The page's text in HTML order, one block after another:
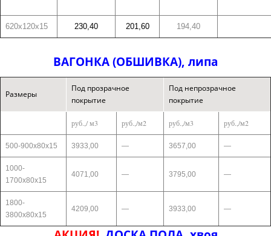
620х120х15 230,40 201,60 194,40
ВАГОНКА (ОБШИВКА), липа
Размеры
Под прозрачное
покрытие
Под непрозрачное
покрытие
руб.,/ м3 руб.,/м2 руб.,/м3 руб.,/м2
500-900х80х15 3933,00 — 3657,00 —
1000-
1700х80х15
4071,00 — 3795,00 —
1800-
3800х80х15
4209,00 — 3933,00 —